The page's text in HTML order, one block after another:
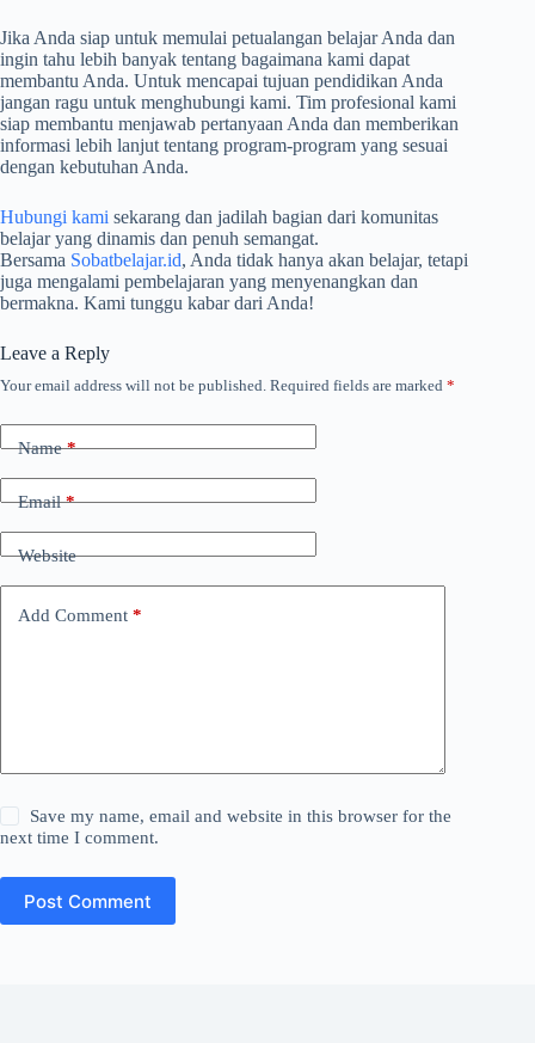
Jika Anda siap untuk memulai petualangan belajar Anda dan
ingin tahu lebih banyak tentang bagaimana kami dapat
membantu Anda. Untuk mencapai tujuan pendidikan Anda
jangan ragu untuk menghubungi kami. Tim profesional kami
siap membantu menjawab pertanyaan Anda dan memberikan
informasi lebih lanjut tentang program-program yang sesuai
dengan kebutuhan Anda.
Hubungi kami sekarang dan jadilah bagian dari komunitas
belajar yang dinamis dan penuh semangat.
Bersama Sobatbelajar.id, Anda tidak hanya akan belajar, tetapi
juga mengalami pembelajaran yang menyenangkan dan
bermakna. Kami tunggu kabar dari Anda!
Leave a Reply
Your email address will not be published. Required fields are marked *
Name*
Email*
Website
Add Comment *
Save my name, email and website in this browser for the
next time I comment.
Post Comment